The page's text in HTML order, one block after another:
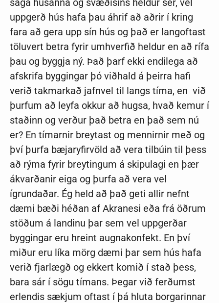
uppgerð hús hafa þau áhrif að aðrir í kring
fara að gera upp sín hús og það er langoftast
töluvert betra fyrir umhverfið heldur en að rífa
þau og byggja ný. Það þarf ekki endilega að
afskrifa byggingar þó viðhald á þeirra hafi
verið takmarkað jafnvel til langs tíma, en við
þurfum að leyfa okkur að hugsa, hvað kemur í
staðinn og verður það betra en það sem nú
er? En tímarnir breytast og mennirnir með og
því þurfa bæjaryfirvöld að vera tilbúin til þess
að rýma fyrir breytingum á skipulagi en þær
ákvarðanir eiga og þurfa að vera vel
ígrundaðar. Ég held að það geti allir nefnt
dæmi bæði héðan af Akranesi eða frá öðrum
stöðum á landinu þar sem vel uppgerðar
byggingar eru hreint augnakonfekt. En því
miður eru líka mörg dæmi þar sem hús hafa
verið fjarlægð og ekkert komið í stað þess,
bara sár í sögu tímans. Þegar við ferðumst
erlendis sækjum oftast í þá hluta borgarinnar